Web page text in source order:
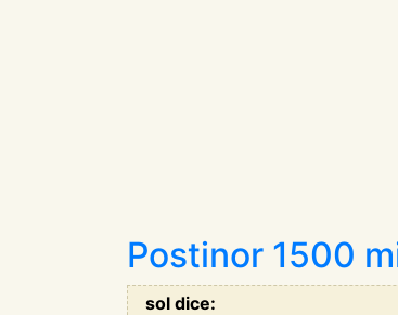
Postinor 1500
sol dice: